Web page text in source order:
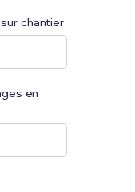
chantier
en